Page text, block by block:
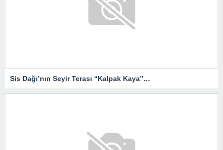
Sis Dağı’nın Seyir Terası “Kalpak Kaya”…